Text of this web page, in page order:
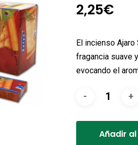
2,25€
El incienso Ajaro
fragancia suave
evocando el
Añadir